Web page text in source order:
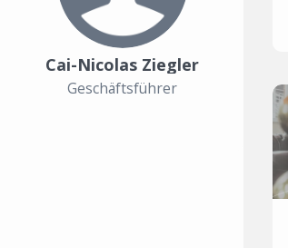
Cai-Nicolas Ziegler
Geschäftsführer